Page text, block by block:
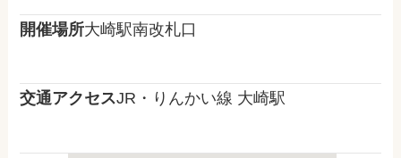
開催場所大崎駅南改札口
交通アクセスJR・りんかい線 大崎駅